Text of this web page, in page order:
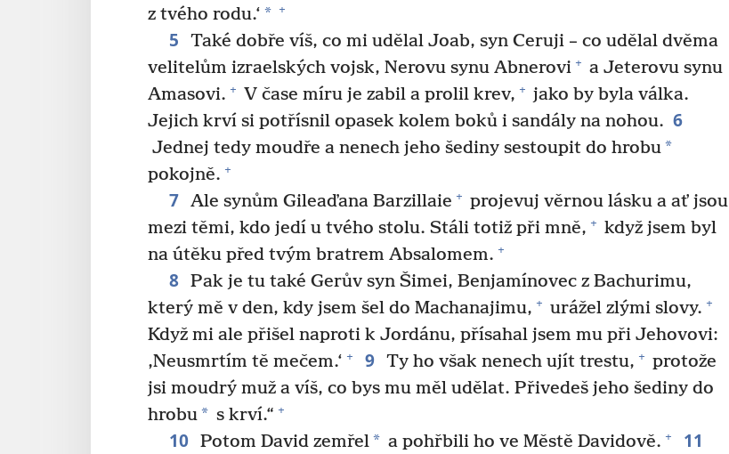
z tvého rodu.‘ * +
5
Také dobře víš, co mi udělal Joab, syn Ceruji – co udělal dvěma
velitelům izraelských vojsk, Nerovu synu Abnerovi + a Jeterovu synu
Amasovi. + V čase míru je zabil a prolil krev, + jako by byla válka.
Jejich krví si potřísnil opasek kolem boků i sandály na nohou. 6
Jednej tedy moudře a nenech jeho šediny sestoupit do hrobu*
pokojně. +
7 Ale synům Gileaďana Barzillaie + projevuj věrnou lásku a ať jsou
mezi těmi, kdo jedí u tvého stolu. Stáli totiž při mně, + když jsem byl
na útěku před tvým bratrem Absalomem. +
8 Pak je tu také Gerův syn Šimei, Benjamínovec z Bachurimu,
který mě v den, kdy jsem šel do Machanajimu, + urážel zlými slovy. +
Když mi ale přišel naproti k Jordánu, přísahal jsem mu při Jehovovi:
‚Neusmrtím tě mečem.‘ + 9 Ty ho však nenech ujít trestu, + protože
jsi moudrý muž a víš, co bys mu měl udělat. Přivedeš jeho šediny do
hrobu* s krví.“ +
10 Potom David zemřel* a pohřbili ho ve Městě Davidově. + 11